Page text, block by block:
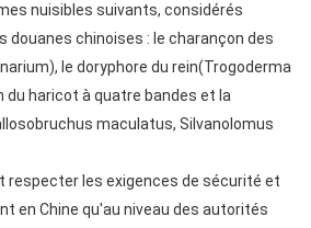
nuisibles suivants, considérés
douanes chinoises : le charançon des
le doryphore du rein(Trogoderma
du haricot à quatre bandes et la
maculatus, Silvanolomus
respecter les exigences de sécurité et
en Chine qu'au niveau des autorités